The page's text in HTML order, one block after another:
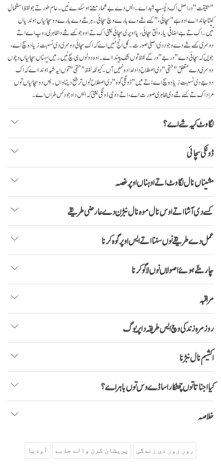
"حقیقت" در اصل اک دلچسپ شبد اے۔ ایس دے بے شمار معنے ہو سکدے نیں۔ عام طور تے جو لفظ استعمال
کیتا جاندا اے اوہ ہے "سچائی،" کسے شے دے بارے وچ سچائی۔ ہر شے دے بارے دو سچائیاں ہوندیاں
نیں۔ اک تے ہے اضافی یا روائتی سچائی، یا اوپری سچائی یعنی اک تے اوہ جو کسے شے دا ظاہری روپ اے اتے
دوسری کسے شے دے وجود دی اصلی صورت۔ گل انج نئیں اے کہ اک سچائی دوسری دی نسبت زیادہ سچ اے،
جویں کہ سچائی دے "درجے" ورگے لفظ توں شک پیندا اے۔ اوہ دونوں ہی سچ نیں۔ میں ایہناں سچائیاں وچوں
دوسری دے متعلق "حتمی" دی اصطلاح دا دلدادہ نہیں آں۔ کیونکہ لفظ "حتمی" توں ایہ شبہ ہوندا اے کہ اک
دوجے دی نسبت زیادہ سچ اے؛ تے میں "ڈونگی گوہ" دی اصطلاح نوں ترجیح دینا واں۔ پس دو سچائیاں توں
مراد اک تے کسے شے دی ظاہری صورت اے، اتے دوجی ڈونگی یعنی کہ ایس دا وجود کس طراں اے۔
لگاوٹ کیہ شے اے؟
ڈونگی سچائی
مشیناں نال لگاوٹ اتے اوہناں اوپر غصہ
کسے دی آشا اتے اوس نال موہ نال نبڑن دے عارضی طریقے
عمل دے طریقے نوں سننا اتے ایس اوپر گوہ کرنا
چار منّے ہوئےاصولاں نوں لاگو کرنا
مراقبہ
روز مرہ زندگی وچ ایس طریقہ دا پریوگ
اکشیم نال نبڑنا
کیا اجناتا توں چھٹکارا ساڈے وس توں باہر اے؟
خلاصہ
روز روز دی زندگی پریشان کرن والے جذبے اَودیا